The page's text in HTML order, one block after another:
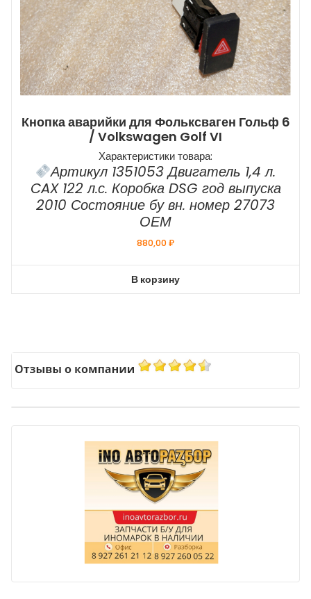
Кнопка аварийки для Фольксваген Гольф 6
/ Volkswagen Golf VI
Характеристики товара:
Артикул 1351053 Двигатель 1,4 л.
CAX 122 л.с. Коробка DSG год выпуска
2010 Состояние бу вн. номер 27073
ОЕМ
880,00₽
В корзину